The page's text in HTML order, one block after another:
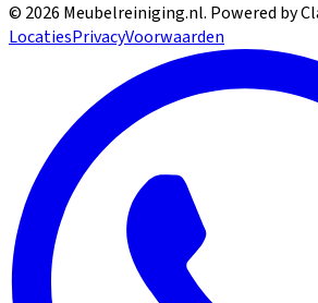
© 2026 Meubelreiniging.nl. Powered by
LocatiesPrivacyVoorwaarden